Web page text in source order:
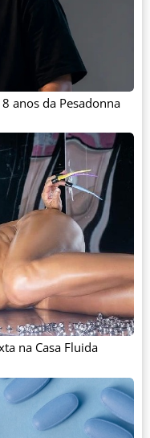
anos da Pesadonna
na Casa Fluida